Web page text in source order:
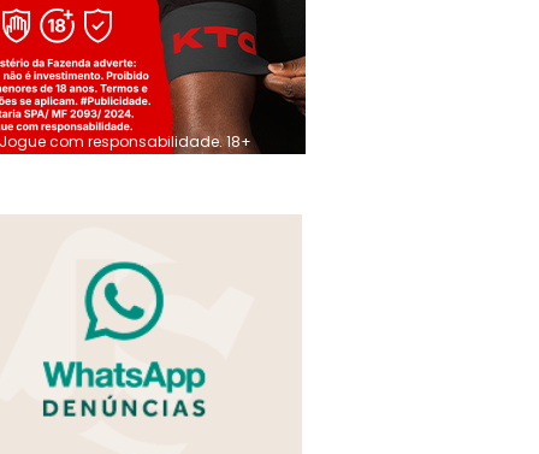
Jogue com responsabilidade. 18+